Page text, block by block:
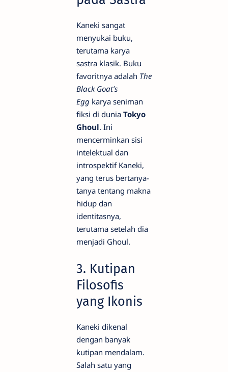
Kaneki sangat
menyukai buku,
terutama karya
sastra klasik. Buku
favoritnya adalah The
Black Goat’s
Egg karya seniman
fiksi di dunia Tokyo
Ghoul. Ini
mencerminkan sisi
intelektual dan
introspektif Kaneki,
yang terus bertanya-
tanya tentang makna
hidup dan
identitasnya,
terutama setelah dia
menjadi Ghoul.
3. Kutipan
Filosofis
yang Ikonis
Kaneki dikenal
dengan banyak
kutipan mendalam.
Salah satu yang